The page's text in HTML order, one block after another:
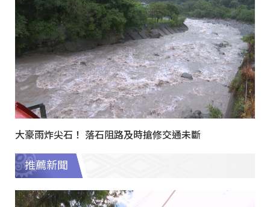
大豪雨炸尖石！ 落石阻路及時搶修交通未斷
推薦新聞